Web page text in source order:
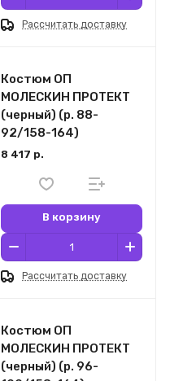
Рассчитать доставку
Костюм ОП
МОЛЕСКИН ПРОТЕКТ
(черный) (р. 88-
92/158-164)
8 417 р.
В корзину
Рассчитать доставку
Костюм ОП
МОЛЕСКИН ПРОТЕКТ
(черный) (р. 96-